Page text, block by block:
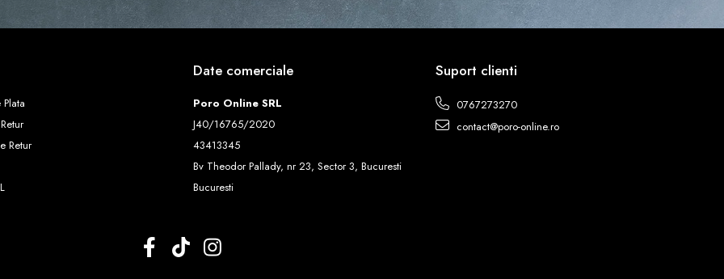
Retur
Date comerciale
Poro Online SRL
J40/16765/2020
43413345
Bv Theodor Pallady, nr 23, Sector 3, Bucuresti
Bucuresti
Suport clienti
0767273270
contact@poro-online.ro